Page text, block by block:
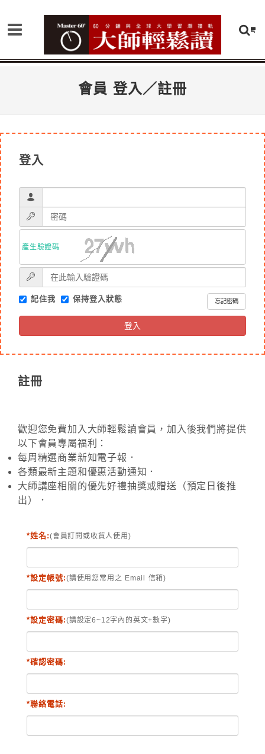
會員 登入／註冊
登入
產生驗證碼
記住我 保持登入狀態 忘記密碼
登入
註冊
歡迎您免費加入大師輕鬆讀會員，加入後我們將提供
以下會員專屬福利：
每周精選商業新知電子報．
各類最新主題和優惠活動通知．
大師講座相關的優先好禮抽獎或贈送（預定日後推
出）．
*姓名:(會員訂閱或收貨人使用)
*設定帳號:(請使用您常用之 Email 信箱)
*設定密碼:(請設定6~12字內的英文+數字)
*確認密碼:
*聯絡電話: